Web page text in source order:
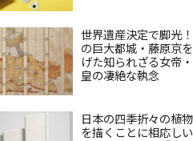
世界遺産決定で脚光
の巨大都城・藤原京
げた知られざる女帝
皇の凄絶な執念
日本の四季折々の植
を描くことに相応し